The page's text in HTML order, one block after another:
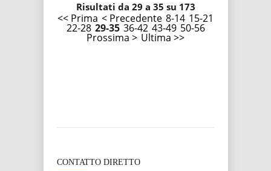
Risultati da 29 a 35 su 173
<< Prima < Precedente 8-14 15-21
22-28 29-35 36-42 43-49 50-56
Prossima > Ultima >>
CONTATTO DIRETTO